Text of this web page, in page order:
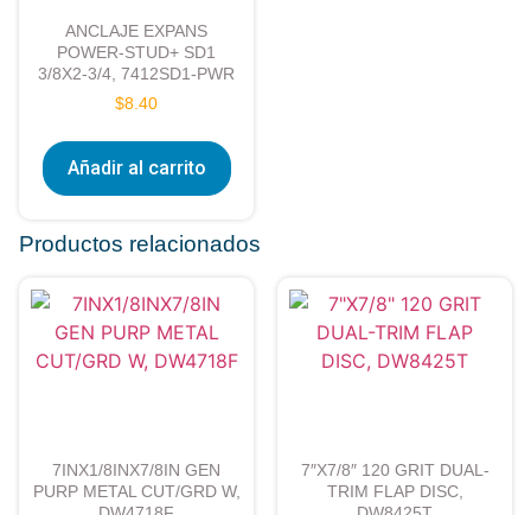
ANCLAJE EXPANS
POWER-STUD+ SD1
3/8X2-3/4, 7412SD1-PWR
$8.40
Añadir al carrito
Productos relacionados
7INX1/8INX7/8IN GEN
PURP METAL CUT/GRD W,
7″X7/8″ 120 GRIT DUAL-
TRIM FLAP DISC,